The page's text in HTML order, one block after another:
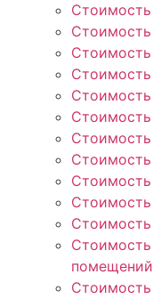
Стоимость